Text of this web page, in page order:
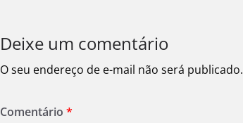
Deixe um comentário
O seu endereço de e-mail não será publicado.
Comentário *